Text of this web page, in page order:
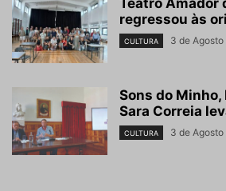
Teatro Amador
regressou às
CULTURA 3 de
Sons do
Sara Correia
CULTURA 3 de